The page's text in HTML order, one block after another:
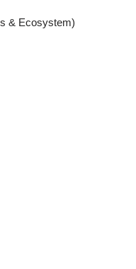
& Ecosystem)